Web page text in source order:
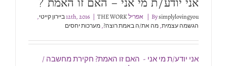
Bysimplylovingyou
| אפריל 12th, 2016 | THE WORK ביירון קייטי
,
הגשמה עצמית,מה את/ה באמת רוצה?,מערכות יחסים
אני יודע/ת מי אני - האם זו האמת? חקירת מחשבה /